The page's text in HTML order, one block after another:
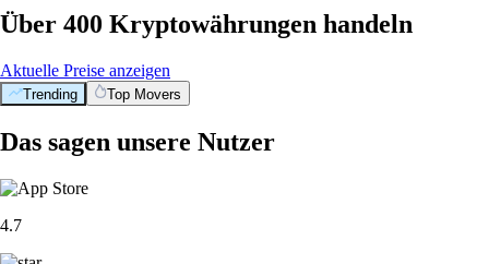
Über 400 Kryptowährungen handeln
Aktuelle Preise anzeigen
Trending Top Movers
Das sagen unsere Nutzer
4.7